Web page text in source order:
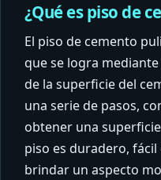
¿Qué es piso de
El piso de cemento
que se logra
de la superficie del
una serie de pasos,
obtener una
piso es duradero,
brindar un aspecto